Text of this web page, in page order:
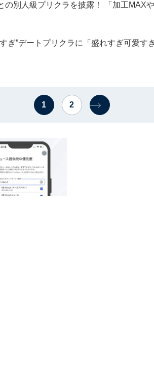
の別人級プリクラを披露！ 「加工MAX
ぎ”デートプリクラに「盛れすぎ可愛す
1 2